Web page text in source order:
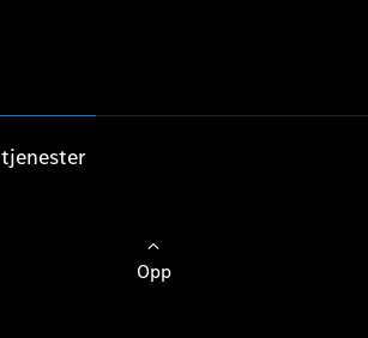
Opp